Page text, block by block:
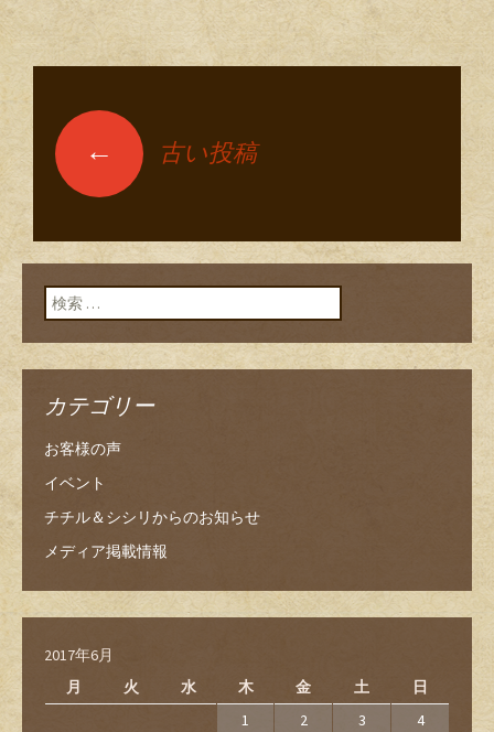
投稿ナビゲーショ
ン
← 古い投稿
検索:
カテゴリー
お客様の声
イベント
チチル＆シシリからのお知らせ
メディア掲載情報
2017年6月
月
火 水 木 金 土 日
1 2 3
4